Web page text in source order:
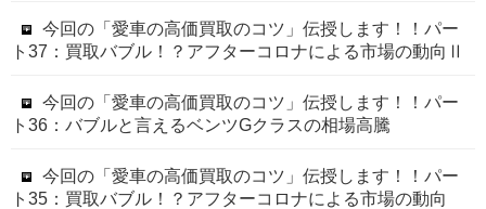
今回の「愛車の高価買取のコツ」伝授します！！パー
ト37：買取バブル！？アフターコロナによる市場の動向Ⅱ
今回の「愛車の高価買取のコツ」伝授します！！パー
ト36：バブルと言えるベンツGクラスの相場高騰
今回の「愛車の高価買取のコツ」伝授します！！パー
ト35：買取バブル！？アフターコロナによる市場の動向